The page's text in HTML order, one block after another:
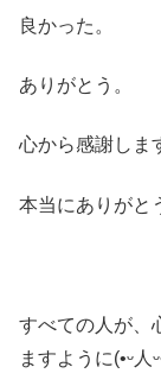
良かった。
ありがとう。
心から感謝しま
本当にありがと
すべての人が、
ますように(•ᵕ人